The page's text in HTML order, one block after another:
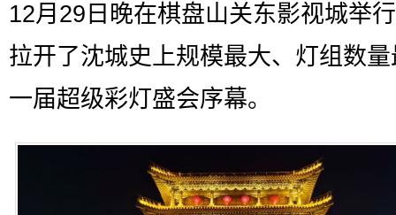
12月29日晚在棋盘山关东影视城举
拉开了沈城史上规模最大、灯组数
一届超级彩灯盛会序幕。